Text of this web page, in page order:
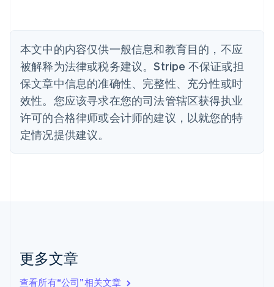
本文中的内容仅供一般信息和教育目的，不应
被解释为法律或税务建议。Stripe 不保证或担
保文章中信息的准确性、完整性、充分性或时
效性。您应该寻求在您的司法管辖区获得执业
许可的合格律师或会计师的建议，以就您的特
定情况提供建议。
更多文章
查看所有“公司”相关文章
English
丹麦
English
德国
DeutschEnglish
法国
FrançaisEnglish
芬兰
EnglishSvenska
English Italiano
拉脱维亚